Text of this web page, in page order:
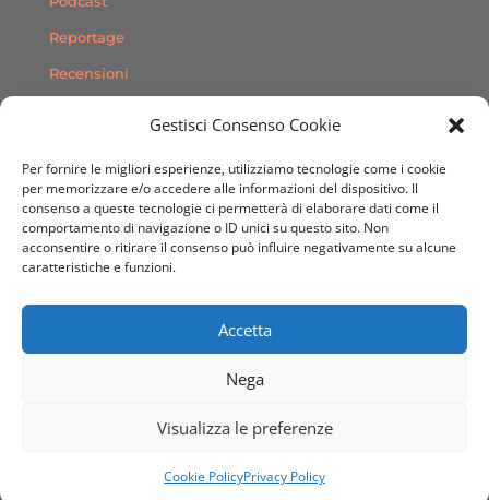
Gestisci Consenso Cookie
Per fornire le migliori esperienze, utilizziamo tecnologie come i cookie
per memorizzare e/o accedere alle informazioni del dispositivo. Il
consenso a queste tecnologie ci permetterà di elaborare dati come il
comportamento di navigazione o ID unici su questo sito. Non
acconsentire o ritirare il consenso può influire negativamente su alcune
caratteristiche e funzioni.
Accetta
Nega
Visualizza le preferenze
Cookie PolicyPrivacy Policy
Reportage
Recensioni
Contatti
SEGUICI SUI SOCIAL
Agenzia Grafica & Web